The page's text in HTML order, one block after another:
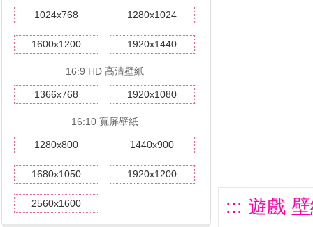
1024x768 1280x1024
1600x1200 1920x1440
16:9 HD 高清壁紙
1366x768 1920x1080
16:10 寬屏壁紙
1280x800 1440x900
1680x1050 1920x1200
2560x1600 ::: 遊戲